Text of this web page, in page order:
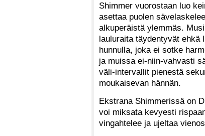
Shimmer vuorostaan luo
asettaa puolen
alkuperäistä ylemmäs.
lauluraita täydentyvät ehkä
hunnulla, joka ei sotke
ja muissa ei-niin-vahvasti
väli-intervallit pienestä
moukaisevan hännän.
Ekstrana Shimmerissä on
voi miksata kevyesti
vingahtelee ja ujeltaa